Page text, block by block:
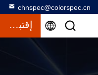
chnspec@colorspec.cn
إقتباس